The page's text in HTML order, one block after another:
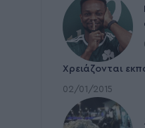
Χρειάζονται
02/01/2015